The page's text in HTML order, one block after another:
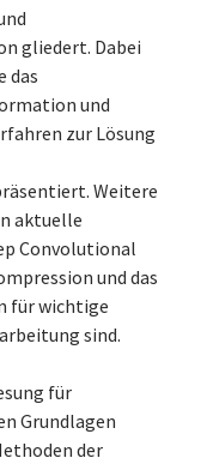
gliedert. Dabei
das
und
zur Lösung
Weitere
aktuelle
Convolutional
und das
für wichtige
sind.
für
Grundlagen
der